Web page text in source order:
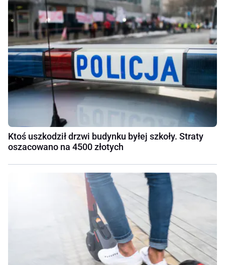
Ktoś uszkodził drzwi budynku byłej szkoły. Straty
oszacowano na 4500 złotych